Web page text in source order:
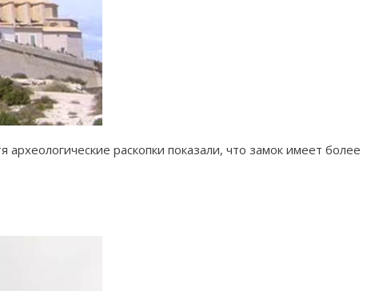
раскопки показали, что замок имеет более